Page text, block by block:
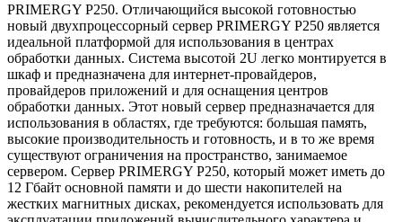
PRIMERGY P250. Отличающийся высокой готовностью
новый двухпроцессорный сервер PRIMERGY P250 является
идеальной платформой для использования в центрах
обработки данных. Система высотой 2U легко монтируется в
шкаф и предназначена для интернет-провайдеров,
провайдеров приложений и для оснащения центров
обработки данных. Этот новый сервер предназначается для
использования в областях, где требуются: большая память,
высокие производительность и готовность, и в то же время
существуют ограничения на пространство, занимаемое
сервером. Сервер PRIMERGY P250, который может иметь до
12 Гбайт основной памяти и до шести накопителей на
жестких магнитных дисках, рекомендуется использовать для